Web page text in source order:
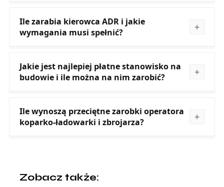
Ile zarabia kierowca ADR i jakie
wymagania musi spełnić?
Jakie jest najlepiej płatne stanowisko na
budowie i ile można na nim zarobić?
Ile wynoszą przeciętne zarobki operatora
koparko-ładowarki i zbrojarza?
Zobacz także: